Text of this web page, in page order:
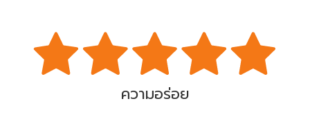
ความอร่อย